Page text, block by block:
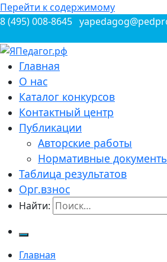
Перейти к содержимому
8 (495) 008-8645
ЯПедагог.рф
Всероссийские конкурсы для
Главная
О нас
Каталог конкурсов
Контактный центр
Публикации
Авторские работы
Нормативные
Таблица результатов
Орг.взнос
Найти:
Главная